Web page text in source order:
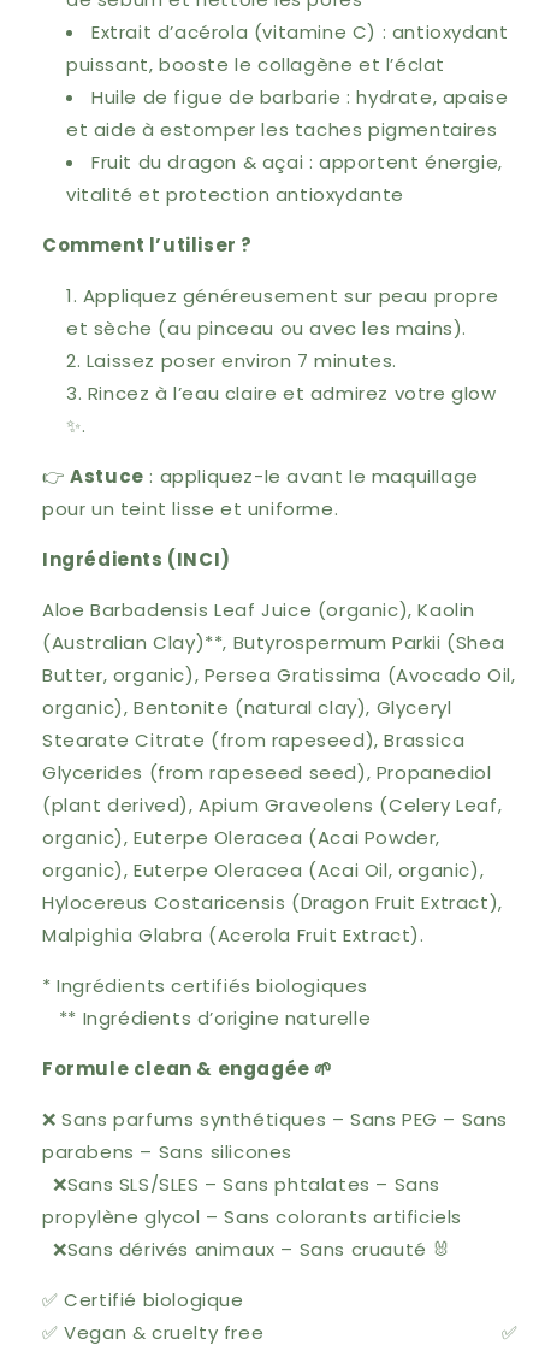
Extrait d’acérola (vitamine C) : antioxydant
puissant, booste le collagène et l’éclat
Huile de figue de barbarie : hydrate, apaise
et aide à estomper les taches pigmentaires
Fruit du dragon & açai : apportent énergie,
vitalité et protection antioxydante
Comment l’utiliser ?
Appliquez généreusement sur peau propre
et sèche (au pinceau ou avec les mains).
Laissez poser environ 7 minutes.
Rincez à l’eau claire et admirez votre glow
✨.
👉Astuce : appliquez-le avant le maquillage
pour un teint lisse et uniforme.
Ingrédients (INCI)
Aloe Barbadensis Leaf Juice (organic), Kaolin
(Australian Clay)**, Butyrospermum Parkii (Shea
Butter, organic), Persea Gratissima (Avocado Oil,
organic), Bentonite (natural clay), Glyceryl
Stearate Citrate (from rapeseed), Brassica
Glycerides (from rapeseed seed), Propanediol
(plant derived), Apium Graveolens (Celery Leaf,
organic), Euterpe Oleracea (Acai Powder,
organic), Euterpe Oleracea (Acai Oil, organic),
Hylocereus Costaricensis (Dragon Fruit Extract),
Malpighia Glabra (Acerola Fruit Extract).
* Ingrédients certifiés biologiques
** Ingrédients d’origine naturelle
Formule clean & engagée 🌱
❌ Sans parfums synthétiques – Sans PEG – Sans
parabens – Sans silicones
❌Sans SLS/SLES – Sans phtalates – Sans
propylène glycol – Sans colorants artificiels
❌Sans dérivés animaux – Sans cruauté 🐰
✅ Certifié biologique
✅Vegan & cruelty free✅